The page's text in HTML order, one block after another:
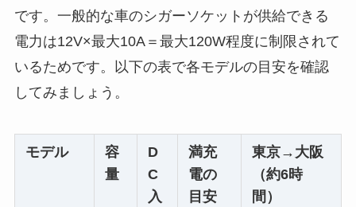
です。一般的な車のシガーソケットが供給できる
電力は12V×最大10A＝最大120W程度に制限されて
いるためです。以下の表で各モデルの目安を確認
してみましょう。
モデル
容
量
D
C
入
満充
電の
目安
東京→大阪
（約6時
間）